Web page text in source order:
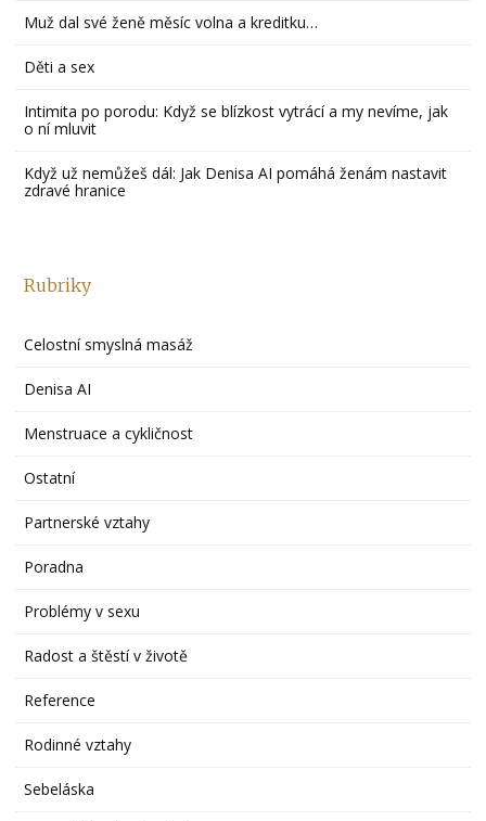
Muž dal své ženě měsíc volna a kreditku…
Děti a sex
Intimita po porodu: Když se blízkost vytrácí a my nevíme, jak
o ní mluvit
Když už nemůžeš dál: Jak Denisa AI pomáhá ženám nastavit
zdravé hranice
Rubriky
Celostní smyslná masáž
Denisa AI
Menstruace a cykličnost
Ostatní
Partnerské vztahy
Poradna
Problémy v sexu
Radost a štěstí v životě
Reference
Rodinné vztahy
Sebeláska